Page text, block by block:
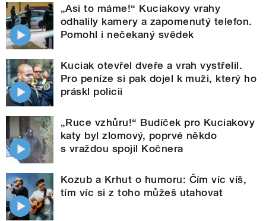
„Asi to máme!“ Kuciakovy vrahy
odhalily kamery a zapomenutý telefon.
Pomohl i nečekaný svědek
Kuciak otevřel dveře a vrah vystřelil.
Pro peníze si pak dojel k muži, který ho
práskl policii
„Ruce vzhůru!“ Budíček pro Kuciakovy
katy byl zlomový, poprvé někdo
s vraždou spojil Kočnera
Kozub a Krhut o humoru: Čím víc víš,
tím víc si z toho můžeš utahovat